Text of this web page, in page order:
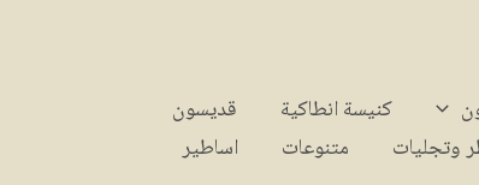
كنيسة انطاكية
قديسون
وتجليات متنوعات اساطير